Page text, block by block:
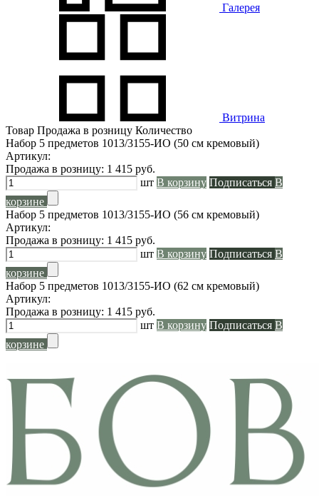
Галерея
Витрина
Товар Продажа в розницу Количество
Набор 5 предметов 1013/3155-ИО (50 см кремовый)
Артикул:
Продажа в розницу: 1 415 руб.
шт В корзину Подписаться В
корзине
Набор 5 предметов 1013/3155-ИО (56 см кремовый)
Артикул:
Продажа в розницу: 1 415 руб.
шт В корзину Подписаться В
корзине
Набор 5 предметов 1013/3155-ИО (62 см кремовый)
Артикул:
Продажа в розницу: 1 415 руб.
шт В корзину Подписаться В
корзине